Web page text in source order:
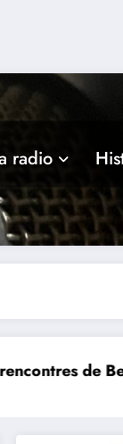
radio
fondateur,